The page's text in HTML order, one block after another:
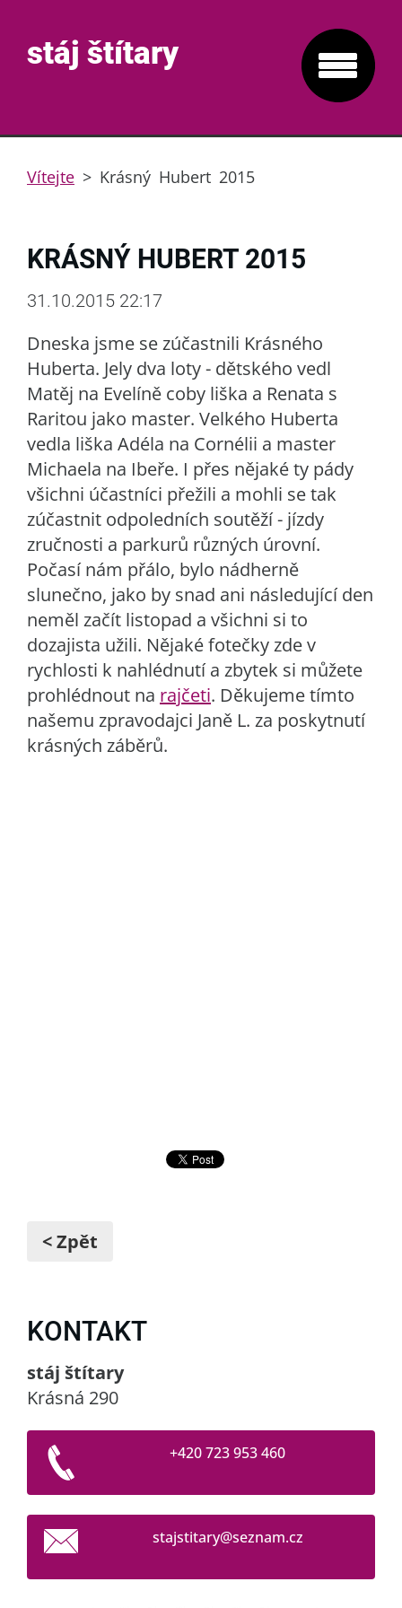
stáj štítary
Vítejte > Krásný Hubert 2015
KRÁSNÝ HUBERT 2015
31.10.2015 22:17
Dneska jsme se zúčastnili Krásného
Huberta. Jely dva loty - dětského vedl
Matěj na Evelíně coby liška a Renata s
Raritou jako master. Velkého Huberta
vedla liška Adéla na Cornélii a master
Michaela na Ibeře. I přes nějaké ty pády
všichni účastníci přežili a mohli se tak
zúčastnit odpoledních soutěží - jízdy
zručnosti a parkurů různých úrovní.
Počasí nám přálo, bylo nádherně
slunečno, jako by snad ani následující den
neměl začít listopad a všichni si to
dozajista užili. Nějaké fotečky zde v
rychlosti k nahlédnutí a zbytek si můžete
prohlédnout na rajčeti. Děkujeme tímto
našemu zpravodajci Janě L. za poskytnutí
krásných záběrů.
< Zpět
KONTAKT
stáj štítary
Krásná 290
+420 723 953 460
stajstitary@seznam.cz